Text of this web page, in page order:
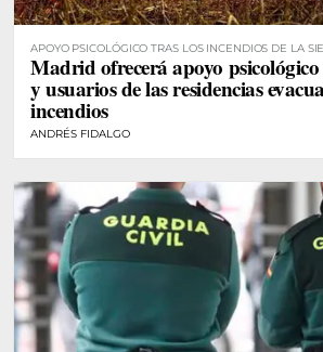
APOYO PSICOLÓGICO TRAS LOS INCENDIOS DE LA
Madrid ofrecerá apoyo psicológico
y usuarios de las residencias
incendios
ANDRÉS FIDALGO